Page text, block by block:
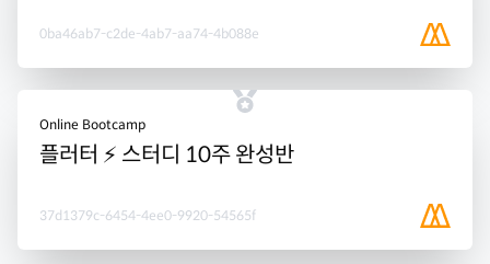
0ba46ab7-c2de-4ab7-aa74-4b088e
Online Bootcamp
플러터 ⚡️ 스터디 10주 완성반
37d1379c-6454-4ee0-9920-54565f